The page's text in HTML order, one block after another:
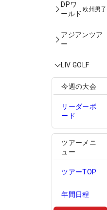
DPワ
ールド
欧州男子
アジアンツア
ー
LIV GOLF
今週の大会
リーダーボ
ード
ツアーメニ
ュー
ツアーTOP
年間日程